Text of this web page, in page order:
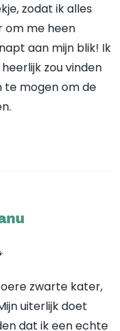
zodat ik alles
om me heen
aan mijn blik! Ik
zou vinden
te mogen om de
zwarte kater,
uiterlijk doet
dat ik een echte